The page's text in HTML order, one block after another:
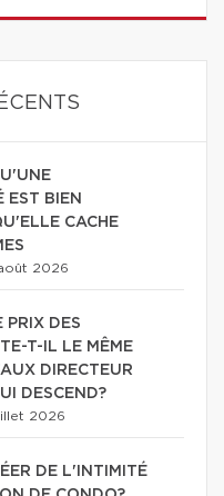
EST BIEN
CACHE
2026
PRIX DES
T-IL LE MÊME
DIRECTEUR
DESCEND?
2026
DE L'INTIMITÉ